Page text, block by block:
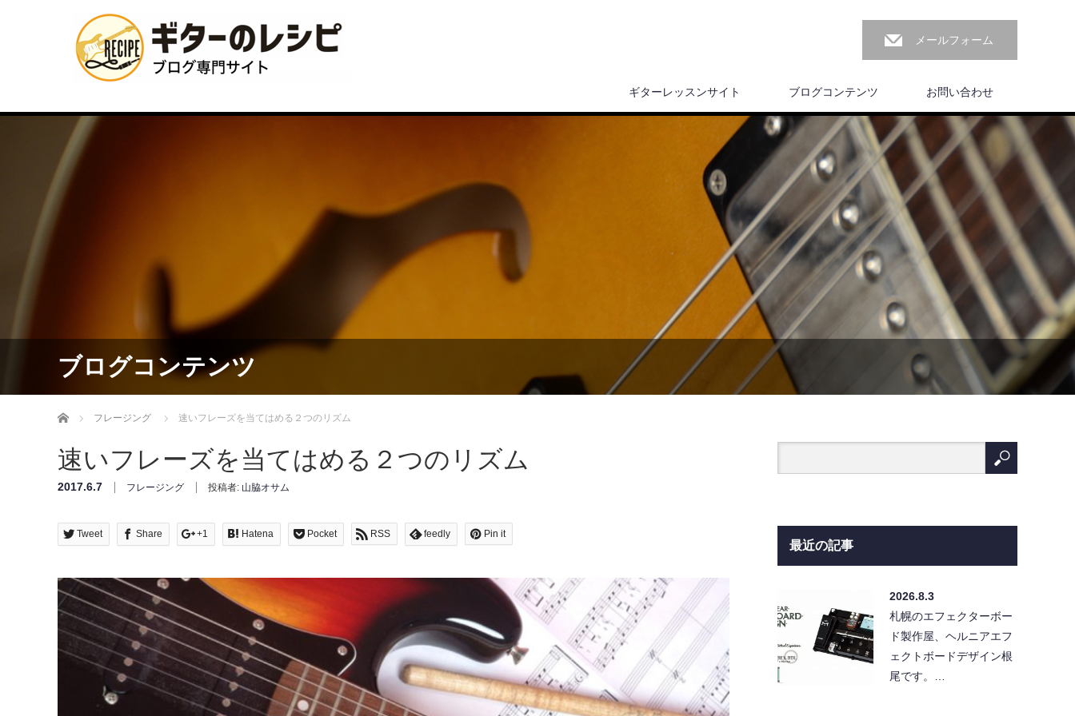
メールフォーム
ギターレッスンサイト ブログコンテンツ お問い合わせ
ブログコンテンツ
Home フレージング 速いフレーズを当てはめる２つのリズム
速いフレーズを当てはめる２つのリズム
2017.6.7 フレージング 投稿者: 山脇オサム
Tweet Share +1 Hatena Pocket RSS feedly Pin it
最近の記事
2026.8.3
札幌のエフェクターボー
ド製作屋、ヘルニアエフ
ェクトボードデザイン根
尾です。…